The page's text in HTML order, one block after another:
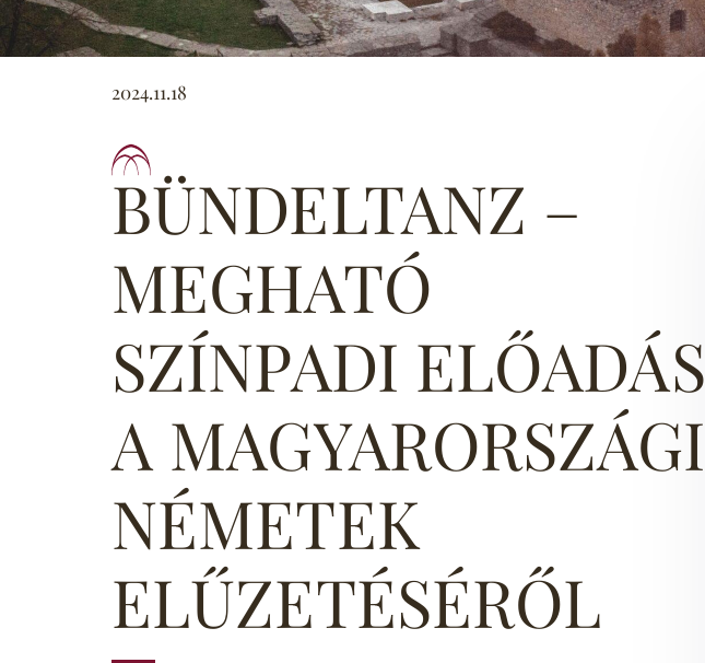
2024.11.18
BÜNDELTANZ –
MEGHATÓ
SZÍNPADI ELŐADÁS
A MAGYARORSZÁGI
NÉMETEK
ELŰZETÉSÉRŐL